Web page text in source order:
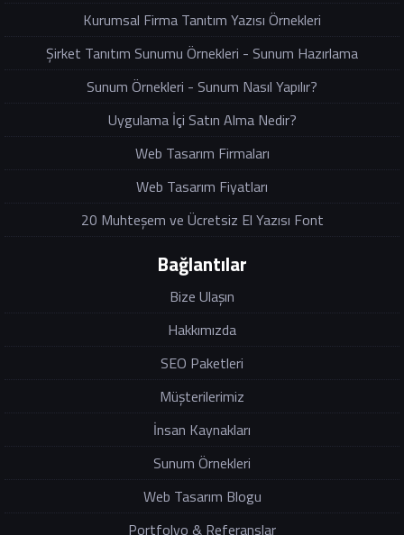
Kurumsal Firma Tanıtım Yazısı Örnekleri
Şirket Tanıtım Sunumu Örnekleri - Sunum Hazırlama
Sunum Örnekleri - Sunum Nasıl Yapılır?
Uygulama İçi Satın Alma Nedir?
Web Tasarım Firmaları
Web Tasarım Fiyatları
20 Muhteşem ve Ücretsiz El Yazısı Font
Bağlantılar
Bize Ulaşın
Hakkımızda
SEO Paketleri
Müşterilerimiz
İnsan Kaynakları
Sunum Örnekleri
Web Tasarım Blogu
Portfolyo & Referanslar